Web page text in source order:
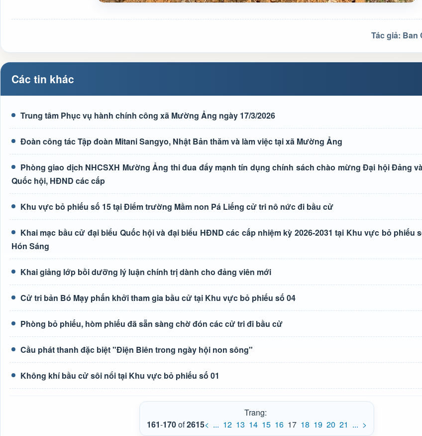
Tác giả: Ban
Các tin khác
Trung tâm Phục vụ hành chính công xã Mường Ảng ngày 17/3/2026
Đoàn công tác Tập đoàn Mitani Sangyo, Nhật Bản thăm và làm việc tại xã Mường Ảng
Phòng giao dịch NHCSXH Mường Ảng thi đua đẩy mạnh tín dụng chính sách chào mừng Đại hội Đảng
Quốc hội, HĐND các cấp
Khu vực bỏ phiếu số 15 tại Điểm trường Mầm non Pá Liếng cử tri nô nức đi bầu cử
Khai mạc bầu cử đại biểu Quốc hội và đại biểu HĐND các cấp nhiệm kỳ 2026-2031 tại Khu vực bỏ phiếu
Hón Sáng
Khai giảng lớp bồi dưỡng lý luận chính trị dành cho đảng viên mới
Cử tri bản Bó Mạy phấn khởi tham gia bầu cử tại Khu vực bỏ phiếu số 04
Phòng bỏ phiếu, hòm phiếu đã sẵn sàng chờ đón các cử tri đi bầu cử
Cầu phát thanh đặc biệt "Điện Biên trong ngày hội non sông"
Không khí bầu cử sôi nổi tại Khu vực bỏ phiếu số 01
Trang:
161-170of2615< ... 12 13 14 15 16 17 18 19 20 21 ... >